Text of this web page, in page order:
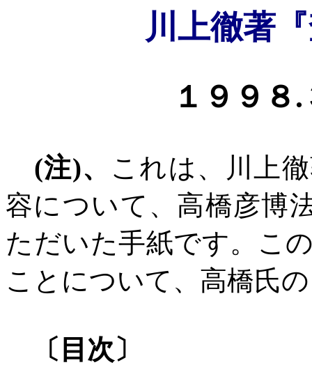
川上徹著
１９９８ .
(注)、
これは、川上
容について、高橋彦博
ただいた手紙です。こ
ことについて、高橋氏
〔目次〕